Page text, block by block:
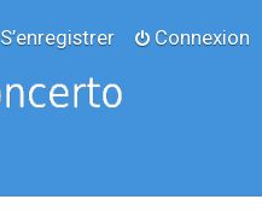
Connexion
S’enregistrer